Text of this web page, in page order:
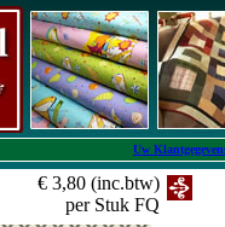
Uw
€ 3,80 (inc.btw)
per Stuk FQ